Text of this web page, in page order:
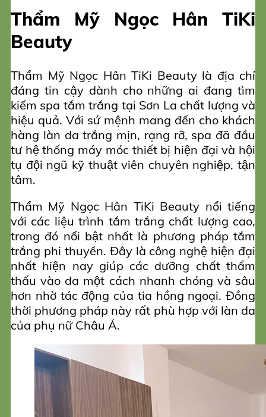
Thẩm Mỹ Ngọc Hân TiKi
Beauty
Thẩm Mỹ Ngọc Hân TiKi Beauty là địa chỉ
đáng tin cậy dành cho những ai đang tìm
kiếm spa tắm trắng tại Sơn La chất lượng và
hiệu quả. Với sứ mệnh mang đến cho khách
hàng làn da trắng mịn, rạng rỡ, spa đã đầu
tư hệ thống máy móc thiết bị hiện đại và hội
tụ đội ngũ kỹ thuật viên chuyên nghiệp, tận
tâm.
Thẩm Mỹ Ngọc Hân TiKi Beauty nổi tiếng
với các liệu trình tắm trắng chất lượng cao,
trong đó nổi bật nhất là phương pháp tắm
trắng phi thuyền. Đây là công nghệ hiện đại
nhất hiện nay giúp các dưỡng chất thẩm
thấu vào da một cách nhanh chóng và sâu
hơn nhờ tác động của tia hồng ngoại. Đồng
thời phương pháp này rất phù hợp với làn da
của phụ nữ Châu Á.